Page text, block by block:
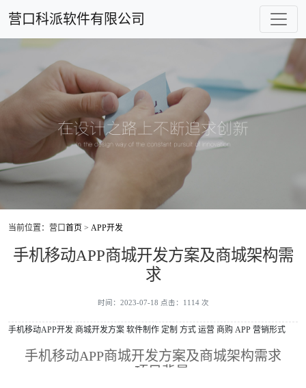
营口科派软件有限公司
当前位置：营口首页 > APP开发
手机移动APP商城开发方案及商城架构需
求
时间：2023-07-18 点击：1114 次
手机移动APP开发 商城开发方案 软件制作 定制 方式 运营 商购 APP 营销形式
手机移动APP商城开发方案及商城架构需求
1.1项目背景